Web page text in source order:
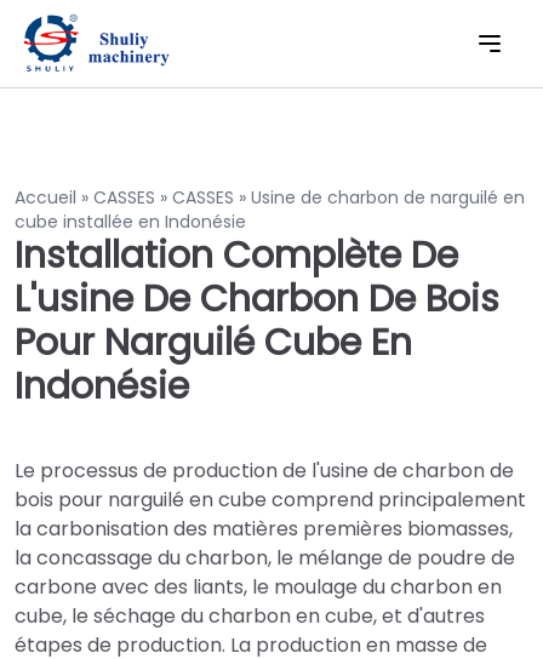
Accueil » CASSES » CASSES » Usine de charbon de narguilé en
cube installée en Indonésie
Installation Complète De
L'usine De Charbon De Bois
Pour Narguilé Cube En
Indonésie
Le processus de production de l'usine de charbon de
bois pour narguilé en cube comprend principalement
la carbonisation des matières premières biomasses,
la concassage du charbon, le mélange de poudre de
carbone avec des liants, le moulage du charbon en
cube, le séchage du charbon en cube, et d'autres
étapes de production. La production en masse de